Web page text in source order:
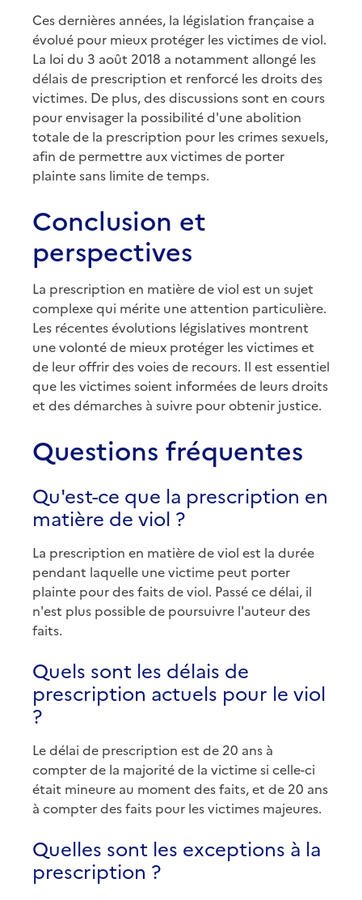
Ces dernières années, la législation française a
évolué pour mieux protéger les victimes de viol.
La loi du 3 août 2018 a notamment allongé les
délais de prescription et renforcé les droits des
victimes. De plus, des discussions sont en cours
pour envisager la possibilité d'une abolition
totale de la prescription pour les crimes sexuels,
afin de permettre aux victimes de porter
plainte sans limite de temps.
Conclusion et
perspectives
La prescription en matière de viol est un sujet
complexe qui mérite une attention particulière.
Les récentes évolutions législatives montrent
une volonté de mieux protéger les victimes et
de leur offrir des voies de recours. Il est essentiel
que les victimes soient informées de leurs droits
et des démarches à suivre pour obtenir justice.
Questions fréquentes
Qu'est-ce que la prescription en
matière de viol ?
La prescription en matière de viol est la durée
pendant laquelle une victime peut porter
plainte pour des faits de viol. Passé ce délai, il
n'est plus possible de poursuivre l'auteur des
faits.
Quels sont les délais de
prescription actuels pour le viol
?
Le délai de prescription est de 20 ans à
compter de la majorité de la victime si celle-ci
était mineure au moment des faits, et de 20 ans
à compter des faits pour les victimes majeures.
Quelles sont les exceptions à la
prescription ?